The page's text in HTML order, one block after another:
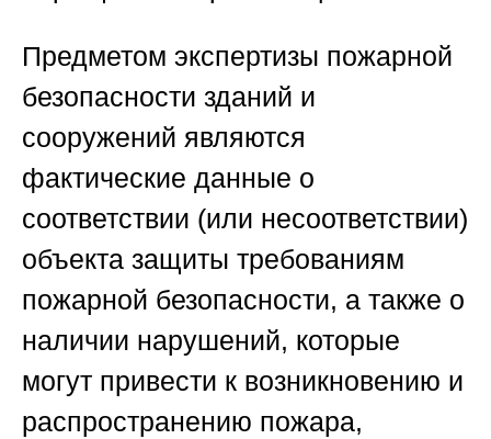
Предметом экспертизы пожарной
безопасности зданий и
сооружений являются
фактические данные о
соответствии (или несоответствии)
объекта защиты требованиям
пожарной безопасности, а также о
наличии нарушений, которые
могут привести к возникновению и
распространению пожара,